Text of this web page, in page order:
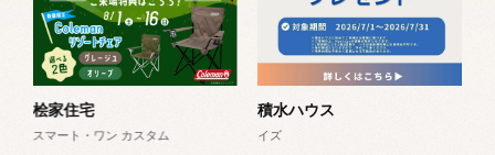
桧家住宅
スマート・ワン カスタム
積水ハウス
イズ